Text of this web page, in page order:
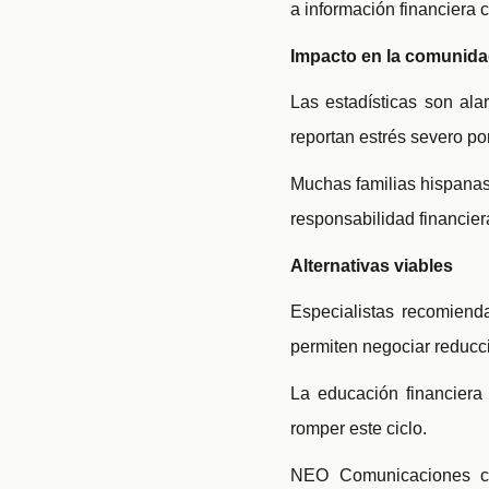
a información financiera
Impacto en la
Las estadísticas son
reportan estrés severo
Muchas familias
responsabilidad
Alternativas viables
Especialistas
permiten negociar
La educación
romper este ciclo.
NEO Comunicaciones